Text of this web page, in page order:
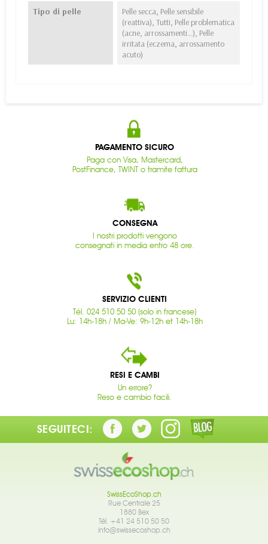
Tipo di pelle
Pelle secca, Pelle sensibile
(reattiva), Tutti, Pelle problematica
(acne, arrossamenti...), Pelle
irritata (eczema, arrossamento
acuto)
PAGAMENTO SICURO
Paga con Visa, Mastercard,
PostFinance, TWINT o tramite fattura
CONSEGNA
I nostri prodotti vengono
consegnati in media entro 48 ore.
SERVIZIO CLIENTI
Tél. 024 510 50 50 (solo in francese)
Lu: 14h-18h / Ma-Ve: 9h-12h et 14h-18h
RESI E CAMBI
Un errore?
Reso e cambio facili.
SEGUITECI:
SwissEcoShop.ch
Rue Centrale 25
1880 Bex
Tél. +41 24 510 50 50
info@swissecoshop.ch